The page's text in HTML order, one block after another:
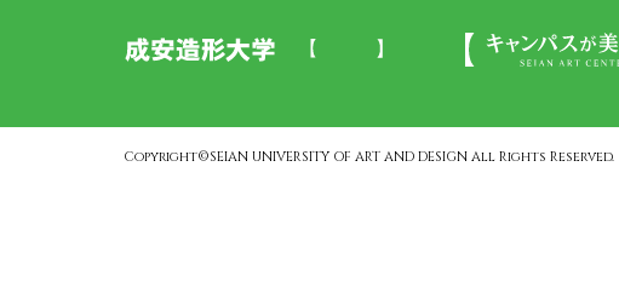
Copyright©SEIAN UNIVERSITY OF ART AND DESIGN All Rights Reserved.